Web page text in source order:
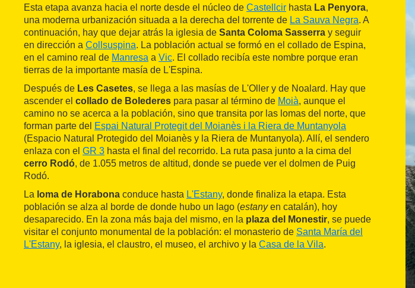
Esta etapa avanza hacia el norte desde el núcleo de Castellcir hasta La Penyora,
una moderna urbanización situada a la derecha del torrente de La Sauva Negra. A
continuación, hay que dejar atrás la iglesia de Santa Coloma Sasserra y seguir
en dirección a Collsuspina. La población actual se formó en el collado de Espina,
en el camino real de Manresa a Vic. El collado recibía este nombre porque eran
tierras de la importante masía de L'Espina.
Después de Les Casetes, se llega a las masías de L'Oller y de Noalard. Hay que
ascender el collado de Bolederes para pasar al término de Moià, aunque el
camino no se acerca a la población, sino que transita por las lomas del norte, que
forman parte del Espai Natural Protegit del Moianès i la Riera de Muntanyola
(Espacio Natural Protegido del Moianès y la Riera de Muntanyola). Allí, el sendero
enlaza con el GR 3 hasta el final del recorrido. La ruta pasa junto a la cima del
cerro Rodó, de 1.055 metros de altitud, donde se puede ver el dolmen de Puig
Rodó.
La loma de Horabona conduce hasta L'Estany, donde finaliza la etapa. Esta
población se alza al borde de donde hubo un lago (estanyen catalán), hoy
desaparecido. En la zona más baja del mismo, en la plaza del Monestir, se puede
visitar el conjunto monumental de la población: el monasterio de Santa María del
L'Estany, la iglesia, el claustro, el museo, el archivo y la Casa de la Vila.